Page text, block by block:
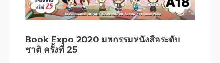
Book Expo 2020 มหกรรมหนังสือระดับ
ชาติ ครั้งที่ 25